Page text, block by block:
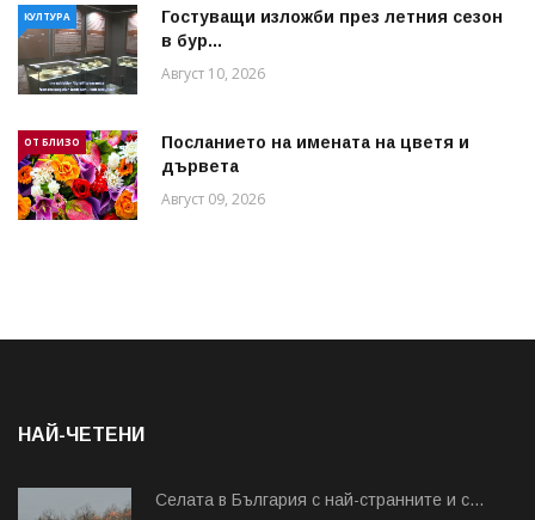
КУЛТУРА
Гостуващи изложби през летния сезон
в бур...
Август 10, 2026
ОТ БЛИЗО
Посланието на имената на цветя и
дървета
Август 09, 2026
НАЙ-ЧЕТЕНИ
Cелата в България с най-странните и с...